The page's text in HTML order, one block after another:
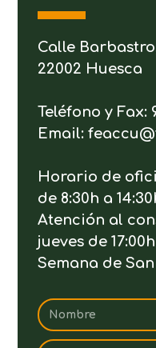
Calle
22002 Huesca
Teléfono y Fax:
Email:
Horario de
de 8:30h a
Atención al
jueves de
Semana de